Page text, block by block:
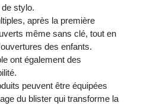
stylo.
après la première
même sans clé, tout en
des enfants.
ont également des
peuvent être équipées
du blister qui transforme la